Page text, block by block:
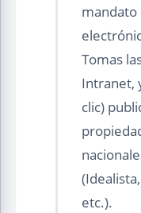
mandato
Tomas
Intranet,
clic)
etc.).